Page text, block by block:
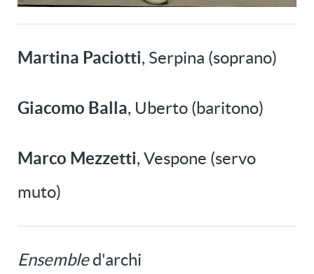
Martina Paciotti, Serpina (soprano)
Giacomo Balla, Uberto (baritono)
Marco Mezzetti, Vespone (servo
muto)
Ensembled'archi